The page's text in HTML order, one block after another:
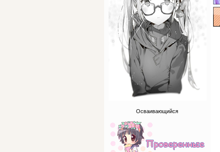
Осваивающийся